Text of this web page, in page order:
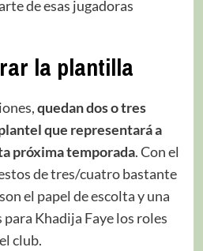
de esas jugadoras
la plantilla
quedan dos o tres
que representará a
próxima temporada. Con el
de tres/cuatro bastante
el papel de escolta y una
Khadija Faye los roles
club.